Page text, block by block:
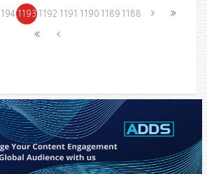
1188
1189
1190
1191
1192
1193